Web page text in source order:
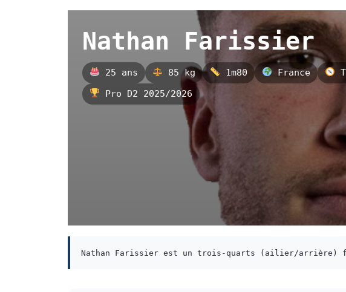
Nathan Farissier
25 ans 85 kg 1m80 France
Pro D2 2025/2026
Nathan Farissier est un trois-quarts (ailier/arrière)